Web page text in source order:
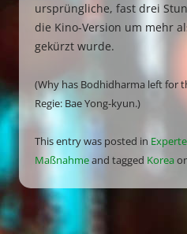
ursprüngliche, fast drei
die Kino-Version um mehr
gekürzt wurde.
(Why has Bodhidharma left for
Regie: Bae Yong-kyun.)
This entry was posted in
Maßnahmeand tagged Korea